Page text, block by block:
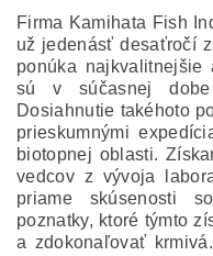
Firma Kamihata Fish
už jedenásť desaťročí
ponúka najkvalitnejšie
sú v súčasnej
Dosiahnutie takéhoto
prieskumnými
biotopnej oblasti.
vedcov z vývoja
priame skúsenosti
poznatky, ktoré týmto
a zdokonaľovať